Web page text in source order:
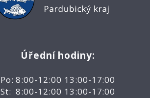
Úřední hodiny:
Po: 8:00-12:00 13:00-17:00
St: 8:00-12:00 13:00-17:00